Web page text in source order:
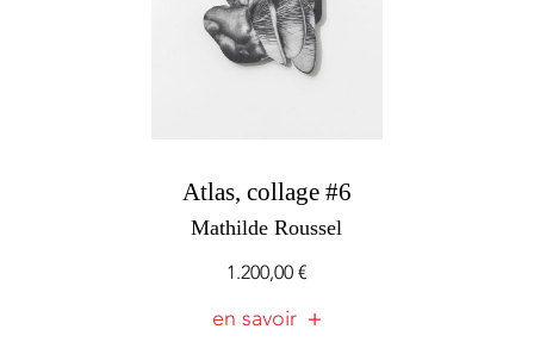
Atlas, collage #6
Mathilde Roussel
1.200,00€
en savoir